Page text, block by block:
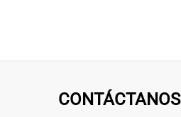
CONTÁCTANOS